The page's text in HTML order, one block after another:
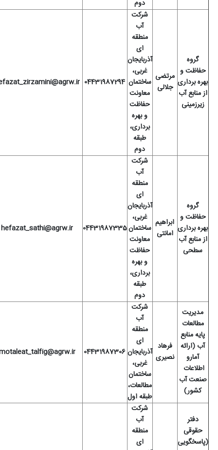
دوم
hefazat_zirzamini@agrw.ir 04431987294
شرکت
منطقه
آذربایجان
غربی،
ساختمان
معاونت
حفاظت
و بهره
برداری،
طبقه
دوم
مرتضی
جلالی
گروه
حفاظت و
بهره برداری
از منابع آب
زیرزمینی
hefazat_sathi@agrw.ir 04431987335
شرکت
منطقه
آذربایجان
غربی،
ساختمان
معاونت
حفاظت
و بهره
برداری،
طبقه
دوم
ابراهیم
امانتی
گروه
حفاظت و
بهره برداری
از منابع آب
سطحی
motaleat_talfig@agrw.ir 04431987306
شرکت
منطقه
آذربایجان
غربی،
ساختمان
مطالعات،
طبقه اول
فرهاد
نصیری
مدیریت
مطالعات
پایه منابع
آب (ارائه
آمارو
اطلاعات
صنعت آب
کشور)
شرکت
منطقه
دفتر
حقوقی
(پاسخگویی